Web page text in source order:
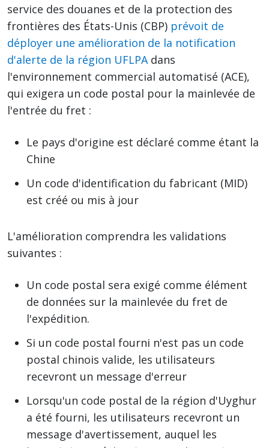
service des douanes et de la protection des
frontières des États-Unis (CBP) prévoit de
déployer une amélioration de la notification
d'alerte de la région UFLPA dans
l'environnement commercial automatisé (ACE),
qui exigera un code postal pour la mainlevée de
l'entrée du fret :
Le pays d'origine est déclaré comme étant la
Chine
Un code d'identification du fabricant (MID)
est créé ou mis à jour
L'amélioration comprendra les validations
suivantes :
Un code postal sera exigé comme élément
de données sur la mainlevée du fret de
l'expédition.
Si un code postal fourni n'est pas un code
postal chinois valide, les utilisateurs
recevront un message d'erreur
Lorsqu'un code postal de la région d'Uyghur
a été fourni, les utilisateurs recevront un
message d'avertissement, auquel les